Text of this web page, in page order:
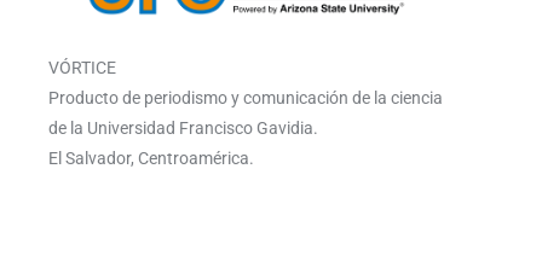
VÓRTICE
Producto de periodismo y comunicación de la ciencia
de la Universidad Francisco Gavidia.
El Salvador, Centroamérica.